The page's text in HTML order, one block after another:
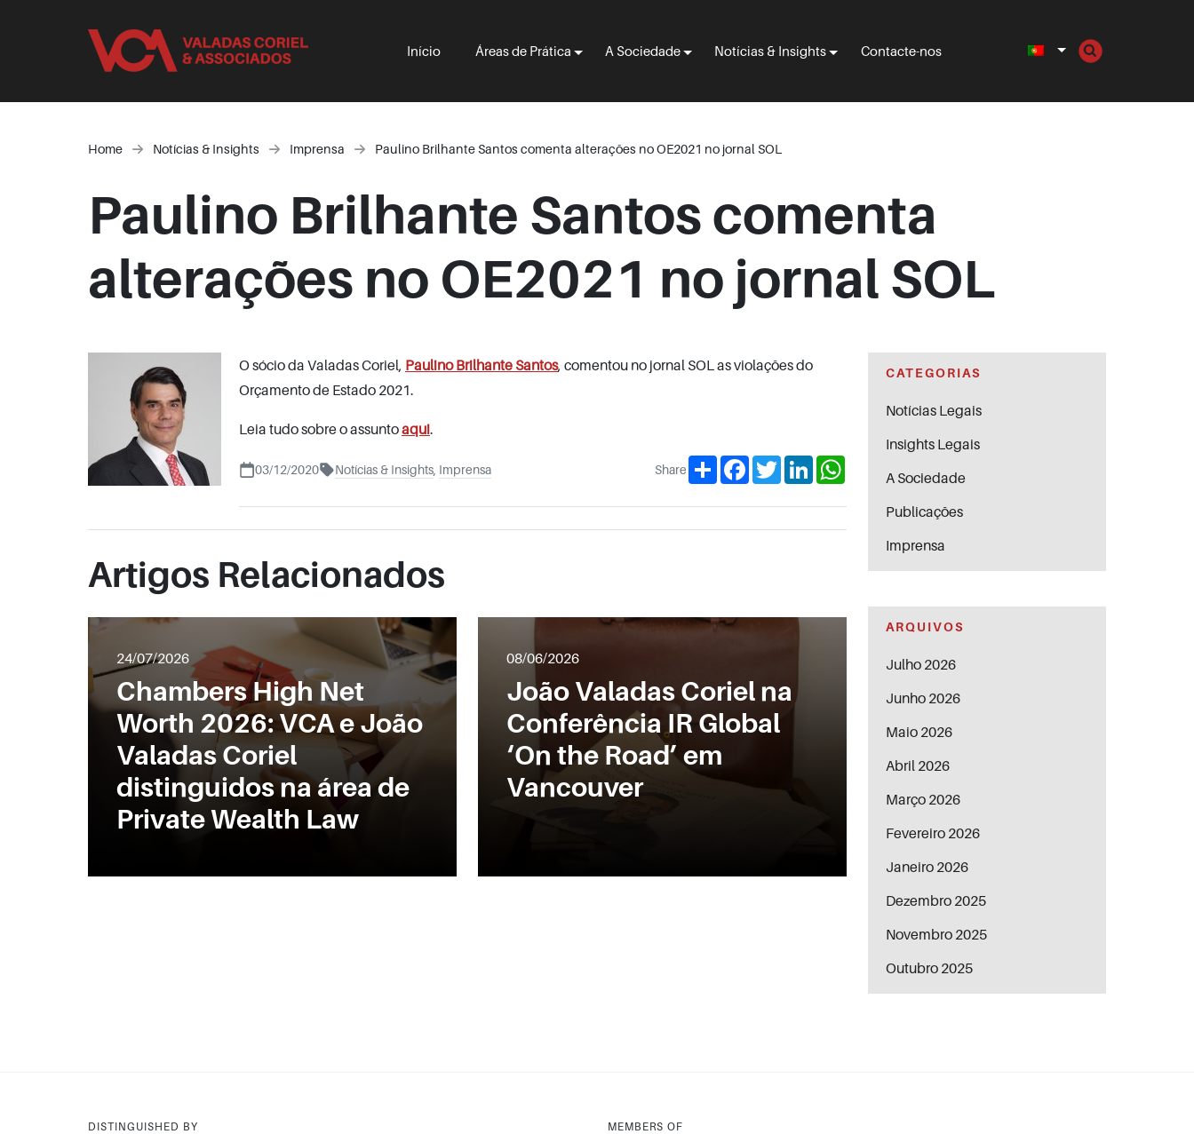
Início Áreas de Prática A Sociedade Notícias & Insights Contacte-nos
Home Notícias & Insights Imprensa Paulino Brilhante Santos comenta alterações no OE2021 no jornal SOL
Paulino Brilhante Santos comenta
alterações no OE2021 no jornal SOL
O sócio da Valadas Coriel, Paulino Brilhante Santos, comentou no jornal SOL as violações do
Orçamento de Estado 2021.
Leia tudo sobre o assuntoaqui.
03/12/2020 Notícias & Insights Imprensa Share ShareFacebookTwitterLinkedInWhatsApp
Artigos Relacionados
24/07/2026
Chambers High Net
Worth 2026: VCA e João
Valadas Coriel
distinguidos na área de
Private Wealth Law
08/06/2026
João Valadas Coriel na
Conferência IR Global
‘On the Road’ em
Vancouver
CATEGORIAS
Notícias Legais
Insights Legais
A Sociedade
Publicações
Imprensa
ARQUIVOS
Julho 2026
Junho 2026
Maio 2026
Abril 2026
Março 2026
Fevereiro 2026
Janeiro 2026
Dezembro 2025
Novembro 2025
Outubro 2025
DISTINGUISHED BY MEMBERS OF